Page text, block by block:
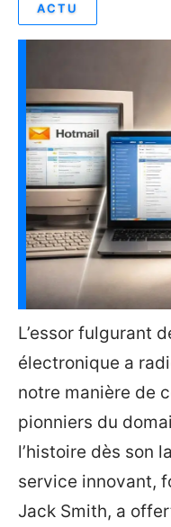
ACTU
L’essor fulgurant
électronique a
notre manière de
pionniers du
l’histoire dès son
service innovant,
Jack Smith, a